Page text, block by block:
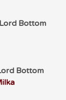
Bottom
Bottom